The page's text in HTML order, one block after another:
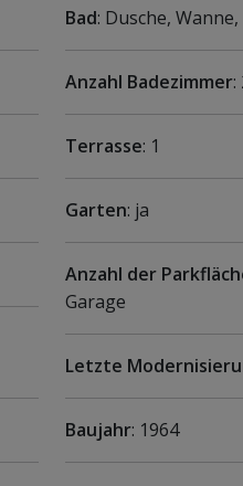
Bad: Dusche,
Anzahl Badezimmer:
Terrasse: 1
Garten: ja
Anzahl der
Garage
Letzte
Baujahr: 1964